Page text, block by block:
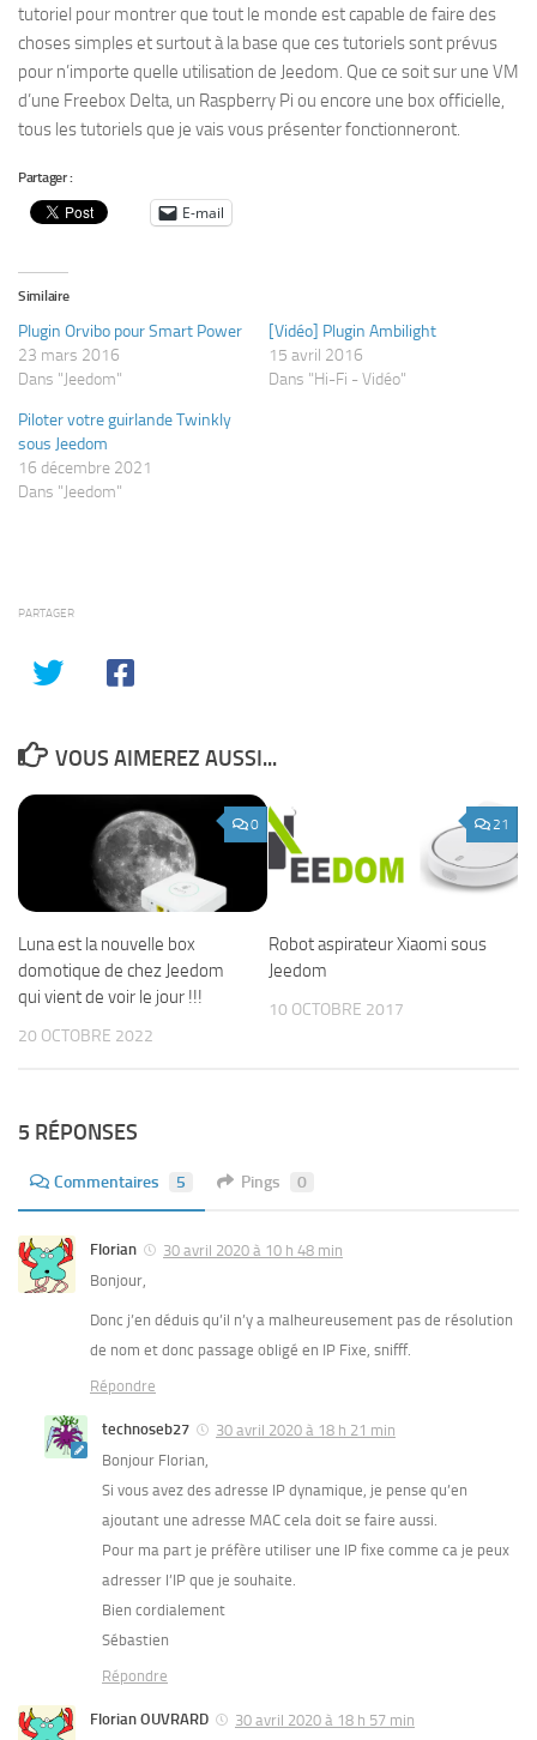
tutoriel pour montrer que tout le monde est capable de faire des
choses simples et surtout à la base que ces tutoriels sont prévus
pour n’importe quelle utilisation de Jeedom. Que ce soit sur une VM
d’une Freebox Delta, un Raspberry Pi ou encore une box officielle,
tous les tutoriels que je vais vous présenter fonctionneront.
Partager :
E-mail
Similaire
Plugin Orvibo pour Smart Power
23 mars 2016
Dans "Jeedom"
[Vidéo] Plugin Ambilight
15 avril 2016
Dans "Hi-Fi - Vidéo"
Piloter votre guirlande Twinkly
sous Jeedom
16 décembre 2021
Dans "Jeedom"
PARTAGER
VOUS AIMEREZ AUSSI...
0
Luna est la nouvelle box
domotique de chez Jeedom
qui vient de voir le jour !!!
20 OCTOBRE 2022
21
Robot aspirateur Xiaomi sous
Jeedom
10 OCTOBRE 2017
5 RÉPONSES
Commentaires 5 Pings 0
Florian
30 avril 2020 à 10 h 48 min
Bonjour,
Donc j’en déduis qu’il n’y a malheureusement pas de résolution
de nom et donc passage obligé en IP Fixe, snifff.
Répondre
technoseb27
30 avril 2020 à 18 h 21 min
Bonjour Florian,
Si vous avez des adresse IP dynamique, je pense qu’en
ajoutant une adresse MAC cela doit se faire aussi.
Pour ma part je préfère utiliser une IP fixe comme ca je peux
adresser l’IP que je souhaite.
Bien cordialement
Sébastien
Répondre
Florian OUVRARD
30 avril 2020 à 18 h 57 min